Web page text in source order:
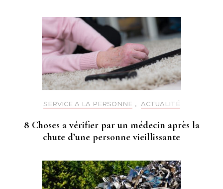
SERVICE A LA PERSONNE , ACTUALITÉ
8 Choses a vérifier par un médecin après la
chute d’une personne vieillissante